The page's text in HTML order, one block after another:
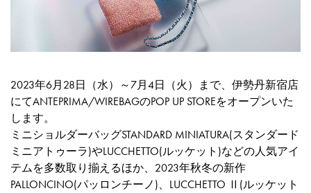
2023年6月28日（水）～7月4日（火）まで、伊勢丹新宿店
にてANTEPRIMA/WIREBAGのPOP UP STOREをオープンいた
します。
ミニショルダーバッグSTANDARD MINIATURA(スタンダード
ミニアトゥーラ)やLUCCHETTO(ルッケット)などの人気アイ
テムを多数取り揃えるほか、2023年秋冬の新作
PALLONCINO(パッロンチーノ)、LUCCHETTO Ⅱ(ルッケット